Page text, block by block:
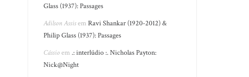
Glass (1937): Passages
Adilson AssisemRavi Shankar (1920-2012) &
Philip Glass (1937): Passages
Cássioem .: interlúdio :. Nicholas Payton:
Nick@Night